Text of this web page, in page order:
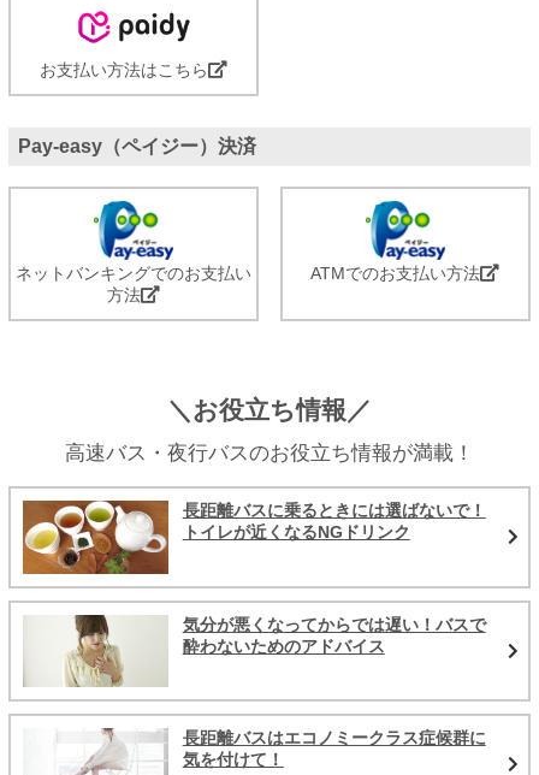
お支払い方法はこちら
Pay-easy（ペイジー）決済
ネットバンキングでのお支払い
方法
ATMでのお支払い方法
＼お役立ち情報／
高速バス・夜行バスのお役立ち情報が満載！
長距離バスに乗るときには選ばないで！
トイレが近くなるNGドリンク
気分が悪くなってからでは遅い！バスで
酔わないためのアドバイス
長距離バスはエコノミークラス症候群に
気を付けて！